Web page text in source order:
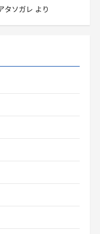
英語
タソガレ より